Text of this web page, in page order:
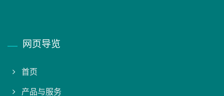
网页导览
首页
产品与服务